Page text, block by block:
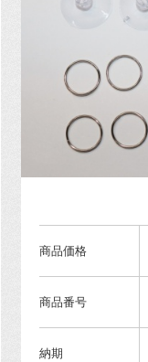
商品価格
商品番号
納期